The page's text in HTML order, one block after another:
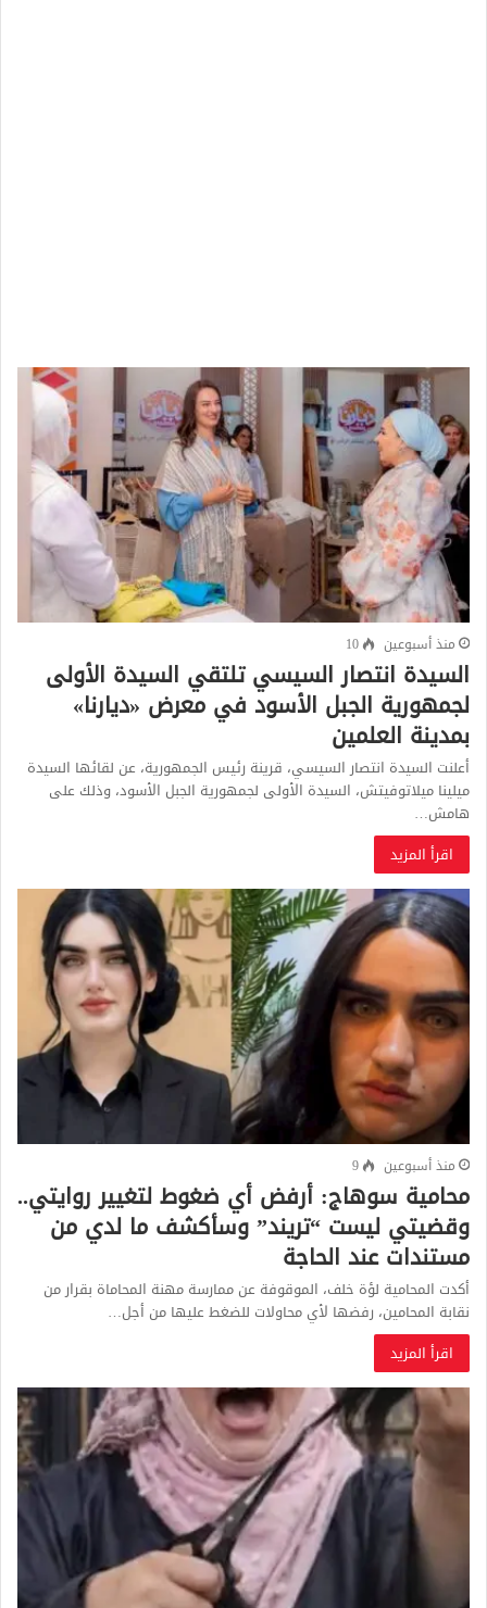
منذ أسبوعين 10
السيدة انتصار السيسي تلتقي السيدة الأولى
لجمهورية الجبل الأسود في معرض «ديارنا»
بمدينة العلمين
أعلنت السيدة انتصار السيسي، قرينة رئيس الجمهورية، عن لقائها السيدة
ميلينا ميلاتوفيتش، السيدة الأولى لجمهورية الجبل الأسود، وذلك على
هامش…
اقرأ المزيد
منذ أسبوعين 9
محامية سوهاج: أرفض أي ضغوط لتغيير روايتي..
وقضيتي ليست “تريند” وسأكشف ما لدي من
مستندات عند الحاجة
أكدت المحامية لؤة خلف، الموقوفة عن ممارسة مهنة المحاماة بقرار من
نقابة المحامين، رفضها لأي محاولات للضغط عليها من أجل…
اقرأ المزيد